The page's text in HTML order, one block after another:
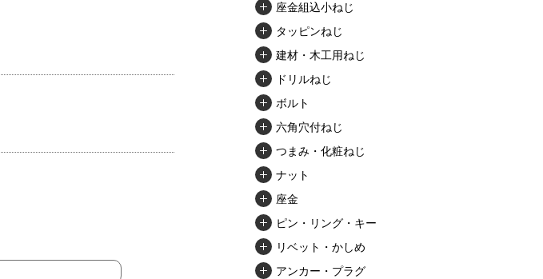
座金組込小ねじ
タッピンねじ
建材・木工用ねじ
ドリルねじ
ボルト
六角穴付ねじ
つまみ・化粧ねじ
ナット
座金
ピン・リング・キー
リベット・かしめ
アンカー・プラグ